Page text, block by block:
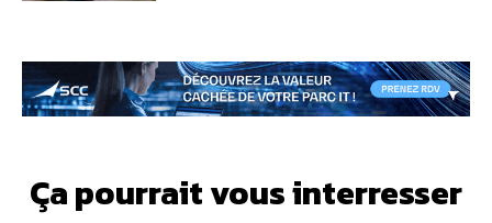
Ça pourrait vous interresser